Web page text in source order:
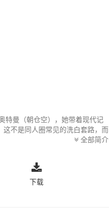
曼（朝仓空），她带着现代记
这不是同人圈常见的洗白套路，而
出K尚是沉默下属，暗黑五天王还
心理撕裂与人性微光，融合失
作品，本书自然覆盖“奥特曼同
云最复杂反英雄的救赎之路。
全部简介
下载